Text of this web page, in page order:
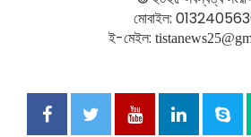
মোবাইল:
ই-মেইল: